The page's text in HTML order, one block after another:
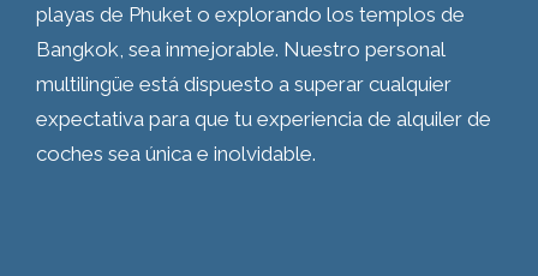
playas de Phuket o explorando los templos de
Bangkok, sea inmejorable. Nuestro personal
multilingüe está dispuesto a superar cualquier
expectativa para que tu experiencia de alquiler de
coches sea única e inolvidable.